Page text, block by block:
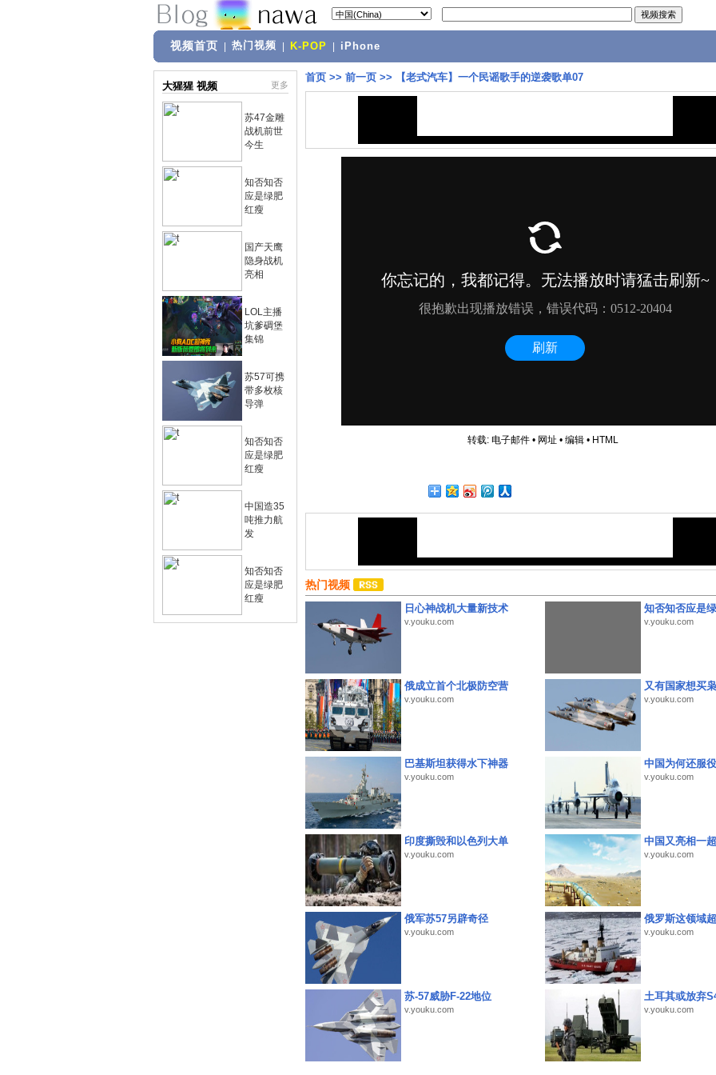
视频首页 热门视频 K-POP iPhone
大猩猩 视频 更多
苏47金雕
战机前世
今生
知否知否
应是绿肥
红瘦
国产天鹰
隐身战机
亮相
LOL主播
坑爹碉堡
集锦
苏57可携
带多枚核
导弹
知否知否
应是绿肥
红瘦
中国造35
吨推力航
发
知否知否
应是绿肥
红瘦
首页 >> 前一页 >> 【老式汽车】一个民谣歌手的逆袭歌单07
转载: 电子邮件• 网址 • 编辑• HTML
热门视频
日心神战机大量新技术
v.youku.com
知否知否应是
v.youku.com
俄成立首个北极防空营
v.youku.com
又有国家想买
v.youku.com
巴基斯坦获得水下神器
v.youku.com
中国为何还服
v.youku.com
印度撕毁和以色列大单
v.youku.com
中国又亮相一
v.youku.com
俄军苏57另辟奇径
v.youku.com
俄罗斯这领域
v.youku.com
苏-57威胁F-22地位
v.youku.com
土耳其或放弃
v.youku.com